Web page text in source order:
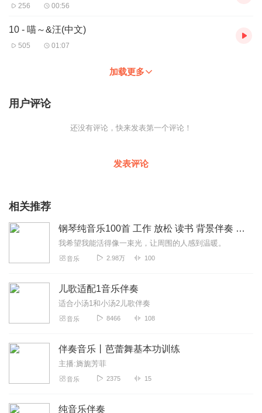
256 00:56
10 - 喵～&汪(中文)
505 01:07
加载更多
用户评论
还没有评论，快来发表第一个评论！
发表评论
相关推荐
钢琴纯音乐100首 工作 放松 读书 背景伴奏 BGM
我希望我能活得像一束光，让周围的人感到温暖。
音乐 2.98万 100
儿歌适配1音乐伴奏
适合小汤1和小汤2儿歌伴奏
音乐 8466 108
伴奏音乐丨芭蕾舞基本功训练
主播:旖旎芳菲
音乐 2375 15
纯音乐伴奏